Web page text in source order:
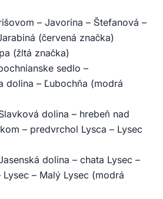
– Javorina – Štefanová –
(červená značka)
(žltá značka)
sedlo –
dolina – Ľubochňa (modrá
dolina – hrebeň nad
– predvrchol Lysca – Lysec
dolina – chata Lysec –
– Malý Lysec (modrá